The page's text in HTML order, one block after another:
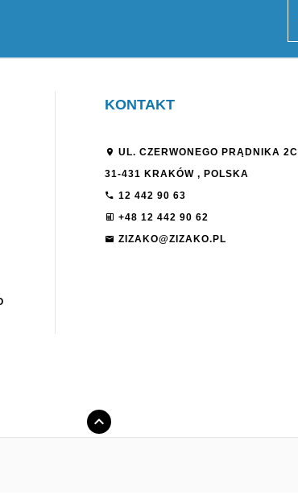
KONTAKT
UL. CZERWONEGO PRĄDNIKA 2C
31-431 KRAKÓW , POLSKA
12 442 90 63
+48 12 442 90 62
ZIZAKO@ZIZAKO.PL